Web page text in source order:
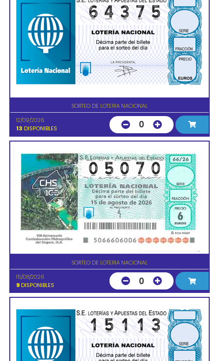
SORTEO DE LOTERIA NACIONAL
12/09/2026
13 DISPONIBLES 0
SORTEO DE LOTERIA NACIONAL
15/08/2026
9 DISPONIBLES 0